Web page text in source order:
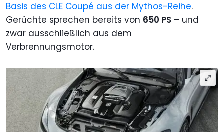
Basis des CLE Coupé aus der Mythos-Reihe.
Gerüchte sprechen bereits von 650 PS – und
zwar ausschließlich aus dem
Verbrennungsmotor.